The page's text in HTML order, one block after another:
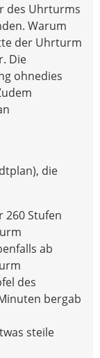
des Uhrturms
Warum
der Uhrturm
Die
ohnedies
die
260 Stufen
ab
des
bergab
steile